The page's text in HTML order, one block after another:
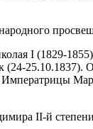
I (1829-
(24-
II-й